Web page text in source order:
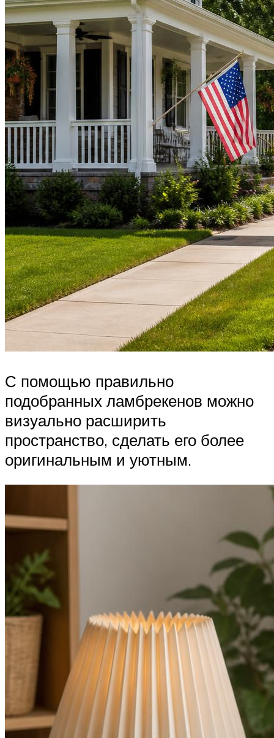
С помощью правильно
подобранных ламбрекенов можно
визуально расширить
пространство, сделать его более
оригинальным и уютным.